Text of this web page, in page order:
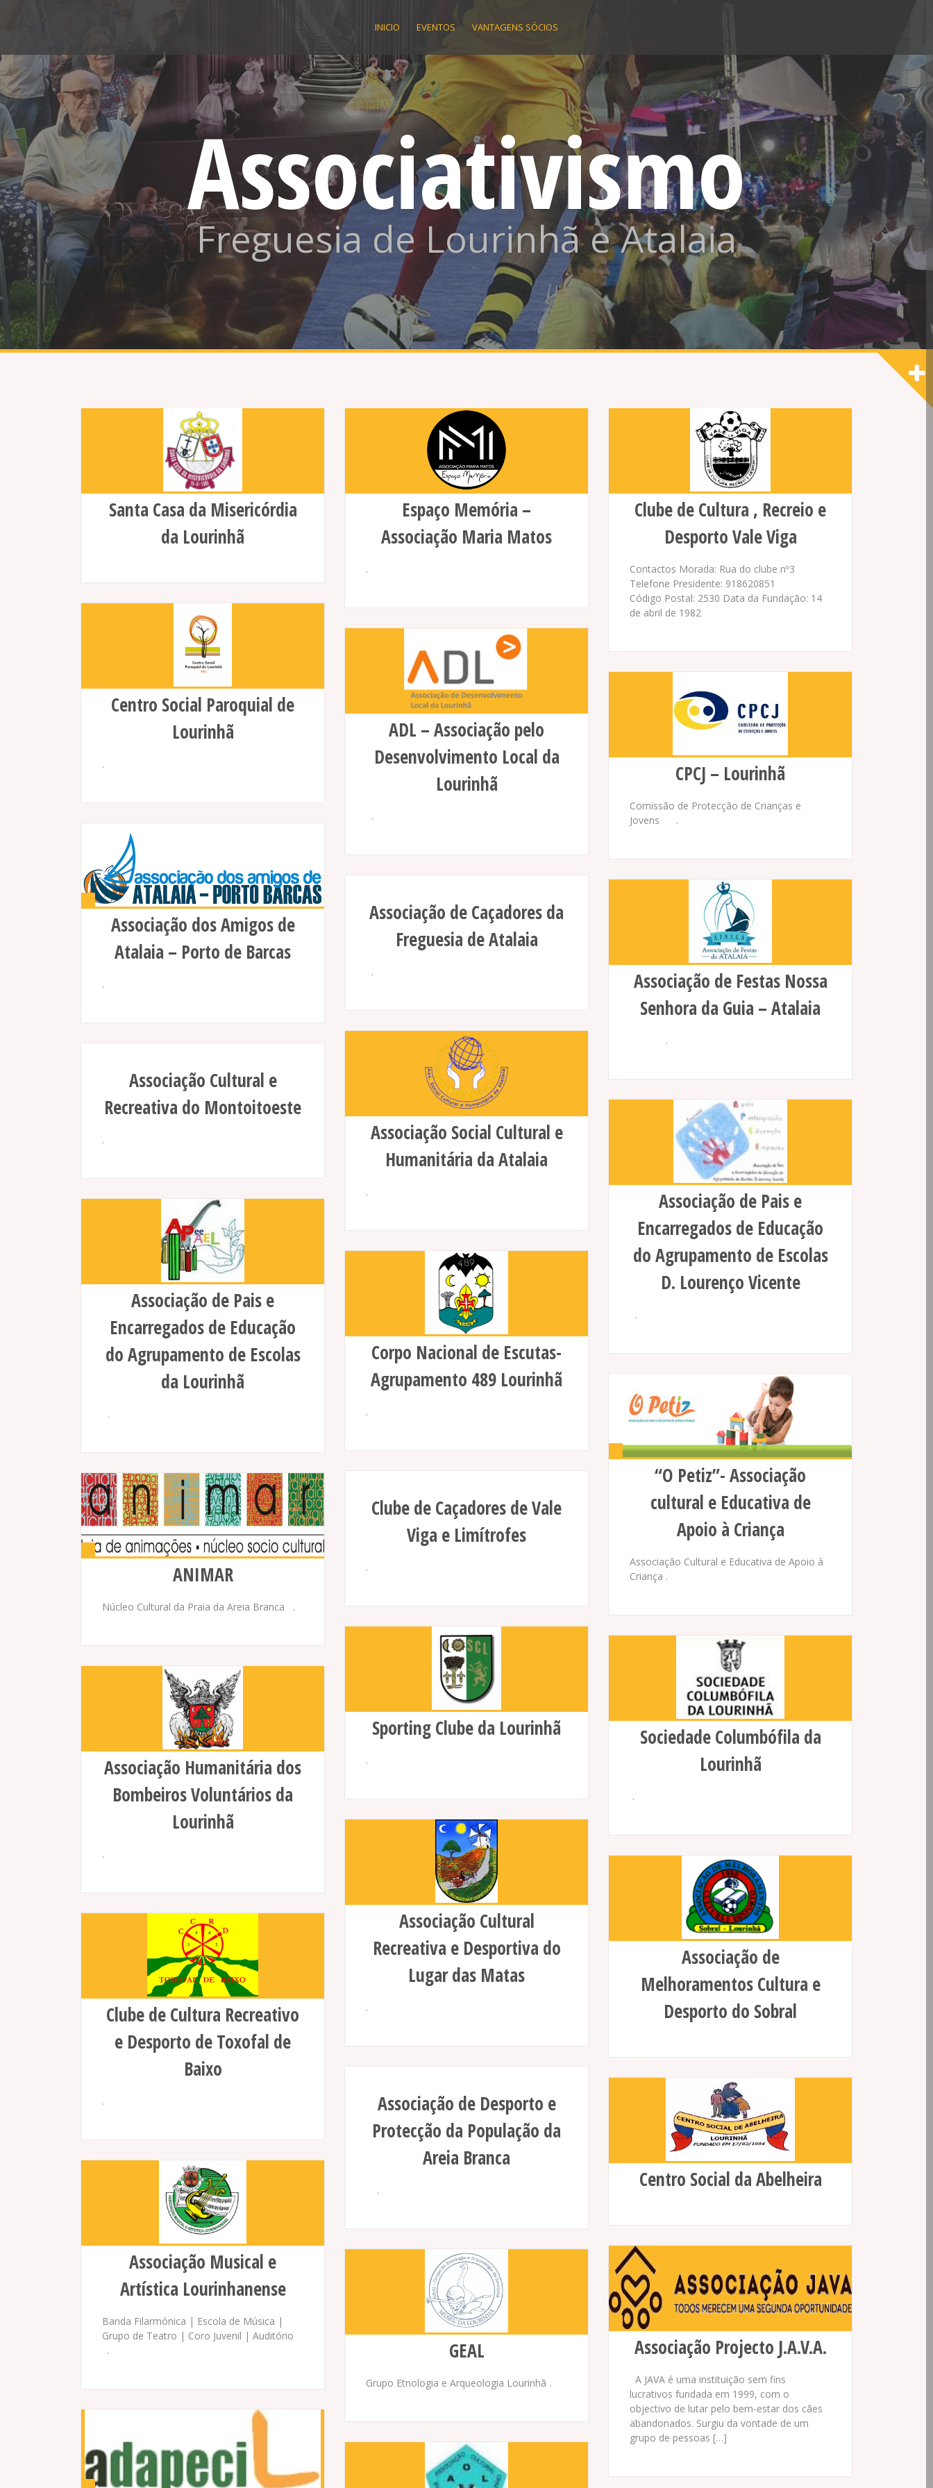
INICIO EVENTOS VANTAGENS SÓCIOS
Associativismo
Freguesia de Lourinhã e Atalaia
Santa Casa da Misericórdia
da Lourinhã
Espaço Memória –
Associação Maria Matos
.
Clube de Cultura , Recreio e
Desporto Vale Viga
Contactos Morada: Rua do clube nº3
Telefone Presidente: 918620851
Código Postal: 2530 Data da Fundação: 14
de abril de 1982
Centro Social Paroquial de
Lourinhã
.
ADL – Associação pelo
Desenvolvimento Local da
Lourinhã
.
CPCJ – Lourinhã
Comissão de Protecção de Crianças e
Jovens .
Associação dos Amigos de
Atalaia – Porto de Barcas
.
Associação de Caçadores da
Freguesia de Atalaia
.
Associação de Festas Nossa
Senhora da Guia – Atalaia
.
Associação Social Cultural e
Humanitária da Atalaia
.
Associação Cultural e
Recreativa do Montoitoeste
.
Associação de Pais e
Encarregados de Educação
do Agrupamento de Escolas
D. Lourenço Vicente
.
Associação de Pais e
Encarregados de Educação
do Agrupamento de Escolas
da Lourinhã
.
Corpo Nacional de Escutas-
Agrupamento 489 Lourinhã
.
“O Petiz”- Associação
cultural e Educativa de
Apoio à Criança
Associação Cultural e Educativa de Apoio à
Criança .
Clube de Caçadores de Vale
Viga e Limítrofes
.
ANIMAR
Núcleo Cultural da Praia da Areia Branca .
Sporting Clube da Lourinhã
.
Sociedade Columbófila da
Lourinhã
.
Associação Humanitária dos
Bombeiros Voluntários da
Lourinhã
.
Associação Cultural
Recreativa e Desportiva do
Lugar das Matas
.
Associação de
Melhoramentos Cultura e
Desporto do Sobral
Clube de Cultura Recreativo
e Desporto de Toxofal de
Baixo
.
Associação de Desporto e
Protecção da População da
Areia Branca
. Centro Social da Abelheira
Associação Musical e
Artística Lourinhanense
Banda Filarmónica | Escola de Música |
Grupo de Teatro | Coro Juvenil | Auditório
.
Associação Projecto J.A.V.A.
A JAVA é uma instituição sem fins
lucrativos fundada em 1999, com o
objectivo de lutar pelo bem-estar dos cães
abandonados. Surgiu da vontade de um
grupo de pessoas […]
GEAL
Grupo Etnologia e Arqueologia Lourinhã .